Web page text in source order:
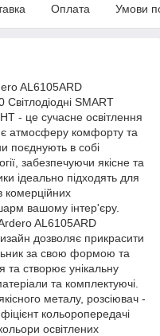
Оплата Умови
AL6105ARD
SMART
- це сучасне освітлення
атмосферу комфорту та
поєднують в собі
забезпечуючи якісне та
ідеально підходять для
комерційних
вашому інтер'єру.
AL6105ARD
дозволяє прикрасити
за свою формою та
створює унікальну
та комплектуючі.
металу, розсіювач -
кольоропередачі
освітлених